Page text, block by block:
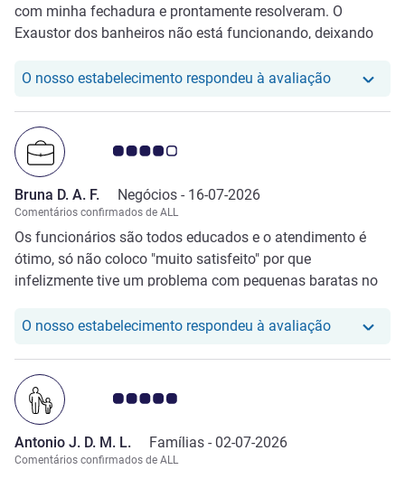
com minha fechadura e prontamente resolveram. O
Exaustor dos banheiros não está funcionando, deixando
O nosso estabelecimento respondeu à avaliaçãoO nosso
Nota clientes Avis 4.0/5
Bruna D. A. F. Negócios - 16-07-2026
Comentários confirmados de ALL
Os funcionários são todos educados e o atendimento é
ótimo, só não coloco "muito satisfeito" por que
infelizmente tive um problema com pequenas baratas no
banheiro, o quarto em questão era o 354. Quando
O nosso estabelecimento respondeu à avaliaçãoO nosso
Nota clientes Avis 5.0/5
Antonio J. D. M. L. Famílias - 02-07-2026
Comentários confirmados de ALL